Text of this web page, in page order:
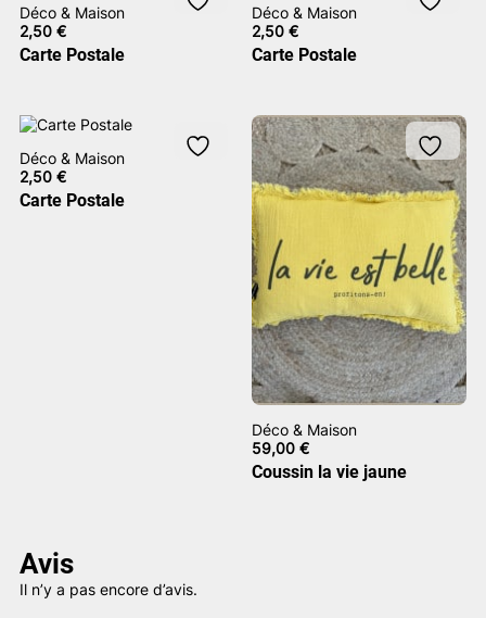
Déco & Maison
2,50 €
Carte Postale
Déco & Maison
2,50€
Carte Postale
Déco & Maison
2,50 €
Carte Postale
Déco & Maison
59,00€
Coussin la vie jaune
Avis
Il n’y a pas encore d’avis.